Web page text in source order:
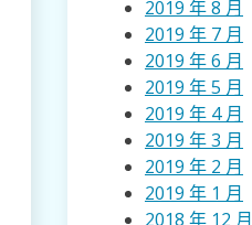
2019 年 8 月
2019 年 7 月
2019 年 6 月
2019 年 5 月
2019 年 4 月
2019 年 3 月
2019 年 2 月
2019 年 1 月
2018 年 12 月